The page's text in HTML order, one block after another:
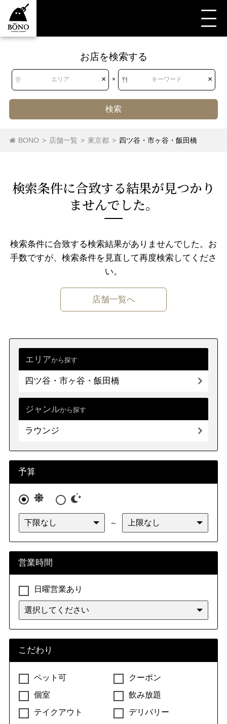
お店を検索する
エリア × × キーワード ×
検索
BONO > 店舗一覧 > 東京都 > 四ツ谷・市ヶ谷・飯田橋
エリアから探す
四ツ谷・市ヶ谷・飯田橋
すべて 東京都 四ツ谷・市ヶ谷・飯田橋
目黒・白金・五反田 銀座・新橋・有楽町
渋谷・恵比寿・代官山 中野～西荻窪
新宿・代々木・大久保 吉祥寺・三鷹・武蔵境
西武沿線
原宿・表参道・青山 板橋・東武沿線
六本木・麻布・広尾 大塚・巣鴨・駒込・赤羽
四ツ谷・市ヶ谷・飯田橋 小金井・国分寺・国立
両国・錦糸町・小岩
築地・湾岸・お台場 立川市・八王子市周辺
浜松町・田町・品川
伊豆諸島・小笠原
ジャンルから探す
ラウンジ
すべて ラウンジ ラウンジ
ラウンジ
予算
～
営業時間
日曜営業あり
こだわり
ペット可
クーポン
個室
飲み放題
テイクアウト
デリバリー
検索条件に合致する結果が⾒つかり
ませんでした。
検索条件に合致する検索結果がありませんでした。 お
手数ですが、検索条件を⾒直して再度検索してくださ
い。
店舗一覧へ